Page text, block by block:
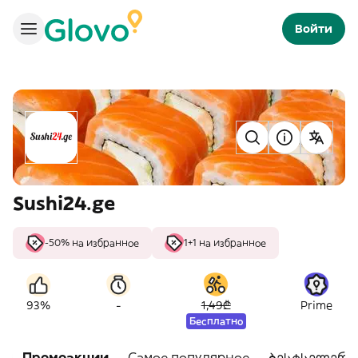
Войти
Sushi24.ge
-50% на избранное 1+1 на избранное
93% - 1,49₾
Бесплатно
Prime